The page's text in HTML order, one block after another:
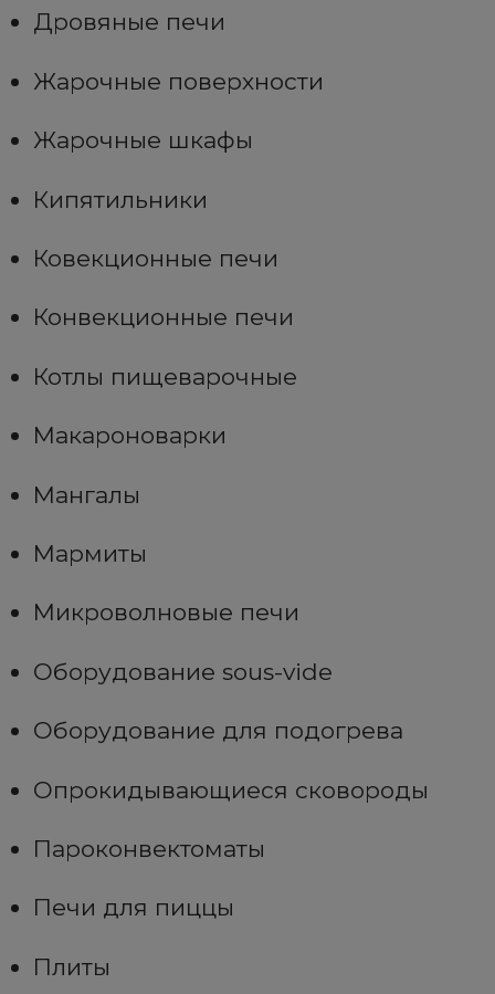
Дровяные печи
Жарочные поверхности
Жарочные шкафы
Кипятильники
Ковекционные печи
Конвекционные печи
Котлы пищеварочные
Макароноварки
Мангалы
Мармиты
Микроволновые печи
Оборудование sous-vide
Оборудование для подогрева
Опрокидывающиеся сковороды
Пароконвектоматы
Печи для пиццы
Плиты